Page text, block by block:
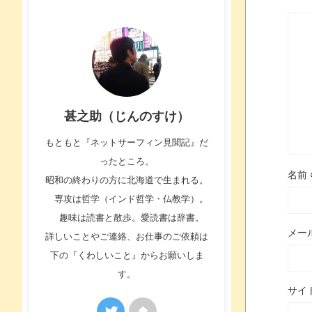
名前
メー
サイ
甚之助（じんのすけ）
もともと『ネットサーフィン見聞記』だ
ったところ。
昭和の終わりの方に北海道で生まれる。
専攻は哲学（インド哲学・仏教学）。
趣味は読書と散歩。愛読書は辞書。
詳しいことやご連絡、お仕事のご依頼は
下の『くわしいこと』からお願いしま
す。